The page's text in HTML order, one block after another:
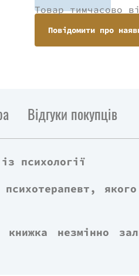
Товар тимчасово
Повідомити про
Відгуки покупців
психології
незмінно